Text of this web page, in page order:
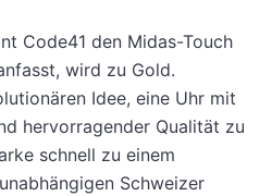
Code41 den Midas-Touch
wird zu Gold.
Idee, eine Uhr mit
hervorragender Qualität zu
schnell zu einem
Schweizer